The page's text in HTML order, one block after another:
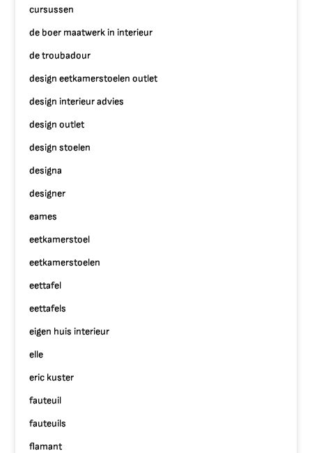
cursussen
de boer maatwerk in interieur
de troubadour
design eetkamerstoelen outlet
design interieur advies
design outlet
design stoelen
designa
designer
eames
eetkamerstoel
eetkamerstoelen
eettafel
eettafels
eigen huis interieur
elle
eric kuster
fauteuil
fauteuils
flamant